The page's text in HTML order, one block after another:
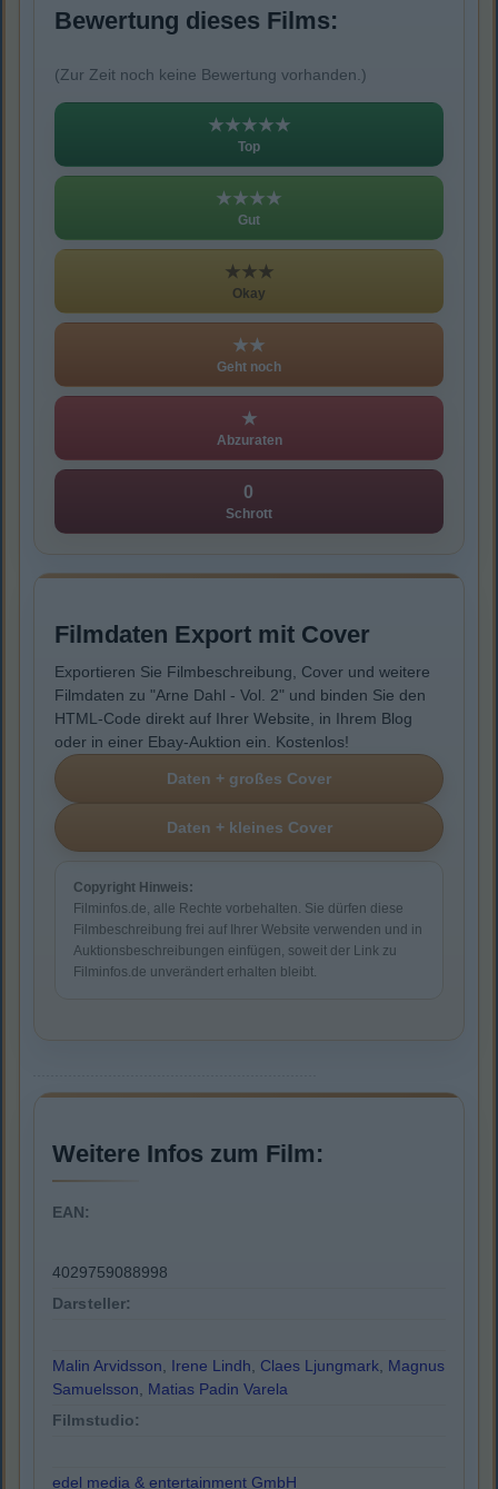
Bewertung dieses Films:
(Zur Zeit noch keine Bewertung vorhanden.)
★★★★★
Top
★★★★
Gut
★★★
Okay
★★
Geht noch
★
Abzuraten
0
Schrott
Filmdaten Export mit Cover
Exportieren Sie Filmbeschreibung, Cover und weitere
Filmdaten zu "Arne Dahl - Vol. 2" und binden Sie den
HTML-Code direkt auf Ihrer Website, in Ihrem Blog
oder in einer Ebay-Auktion ein. Kostenlos!
Copyright Hinweis:
Filminfos.de, alle Rechte vorbehalten. Sie dürfen diese
Filmbeschreibung frei auf Ihrer Website verwenden und in
Auktionsbeschreibungen einfügen, soweit der Link zu
Filminfos.de unverändert erhalten bleibt.
Weitere Infos zum Film:
EAN:
4029759088998
Darsteller:
Malin Arvidsson, Irene Lindh, Claes Ljungmark, Magnus
Samuelsson, Matias Padin Varela
Filmstudio:
edel media & entertainment GmbH